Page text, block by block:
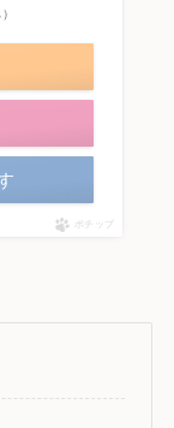
ポチップ